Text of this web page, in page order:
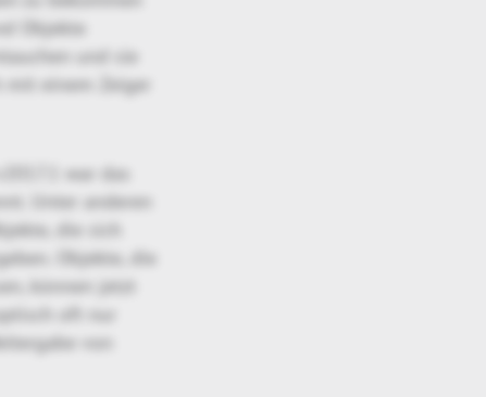
Objekte
und sie
einem Zeiger
war das
Unter anderen
die sich
Objekte, die
können jetzt
oft nur
von